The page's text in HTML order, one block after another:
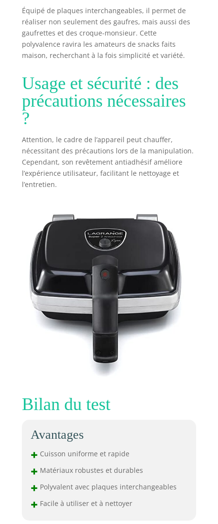
Équipé de plaques interchangeables, il permet de
réaliser non seulement des gaufres, mais aussi des
gaufrettes et des croque-monsieur. Cette
polyvalence ravira les amateurs de snacks faits
maison, recherchant à la fois simplicité et variété.
Usage et sécurité : des
précautions nécessaires
?
Attention, le cadre de l’appareil peut chauffer,
nécessitant des précautions lors de la manipulation.
Cependant, son revêtement antiadhésif améliore
l’expérience utilisateur, facilitant le nettoyage et
l’entretien.
Bilan du test
Avantages
+ Cuisson uniforme et rapide
+ Matériaux robustes et durables
+ Polyvalent avec plaques interchangeables
+ Facile à utiliser et à nettoyer